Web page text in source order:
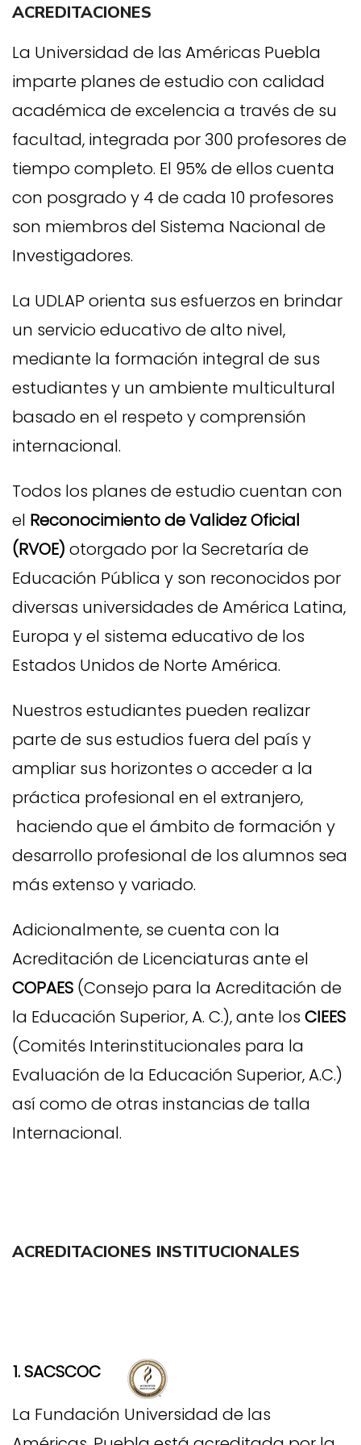
ACREDITACIONES
La Universidad de las Américas Puebla
imparte planes de estudio con calidad
académica de excelencia a través de su
facultad, integrada por 300 profesores de
tiempo completo. El 95% de ellos cuenta
con posgrado y 4 de cada 10 profesores
son miembros del Sistema Nacional de
Investigadores.
La UDLAP orienta sus esfuerzos en brindar
un servicio educativo de alto nivel,
mediante la formación integral de sus
estudiantes y un ambiente multicultural
basado en el respeto y comprensión
internacional.
Todos los planes de estudio cuentan con
el Reconocimiento de Validez Oficial
(RVOE) otorgado por la Secretaría de
Educación Pública y son reconocidos por
diversas universidades de América Latina,
Europa y el sistema educativo de los
Estados Unidos de Norte América.
Nuestros estudiantes pueden realizar
parte de sus estudios fuera del país y
ampliar sus horizontes o acceder a la
práctica profesional en el extranjero,
haciendo que el ámbito de formación y
desarrollo profesional de los alumnos sea
más extenso y variado.
Adicionalmente, se cuenta con la
Acreditación de Licenciaturas ante el
COPAES (Consejo para la Acreditación de
la Educación Superior, A. C.), ante los CIEES
(Comités Interinstitucionales para la
Evaluación de la Educación Superior, A.C.)
así como de otras instancias de talla
Internacional.
ACREDITACIONES INSTITUCIONALES
1. SACSCOC
La Fundación Universidad de las